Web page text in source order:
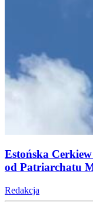
Estońska
od Patriarchatu
Redakcja